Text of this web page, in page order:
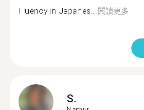
Fluency in Japanes...閱讀更多
S.